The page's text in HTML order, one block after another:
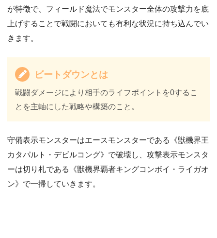
が特徴で、フィールド魔法でモンスター全体の攻撃力を底
上げすることで戦闘においても有利な状況に持ち込んでい
きます。
ビートダウンとは
戦闘ダメージにより相手のライフポイントを0するこ
とを主軸にした戦略や構築のこと。
守備表示モンスターはエースモンスターである《獣機界王
カタパルト・デビルコング》で破壊し、攻撃表示モンスタ
ーは切り札である《獣機界覇者キングコンボイ・ライガオ
ン》で一掃していきます。